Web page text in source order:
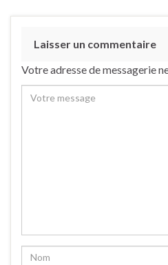
Laisser un commentaire
Votre adresse de messagerie